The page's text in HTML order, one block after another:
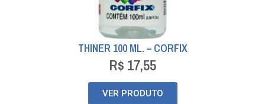
THINER 100 ML. – CORFIX
R$ 17,55
VER PRODUTO